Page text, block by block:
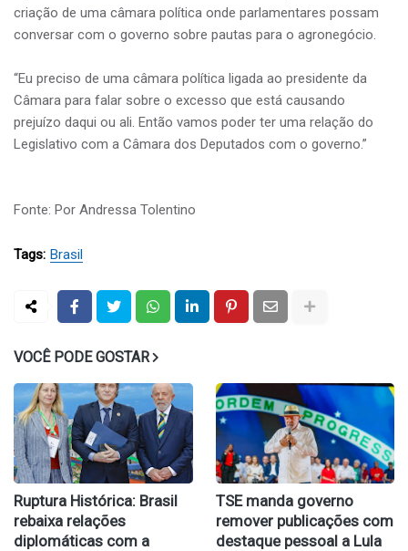
criação de uma câmara política onde parlamentares possam
conversar com o governo sobre pautas para o agronegócio.
“Eu preciso de uma câmara política ligada ao presidente da
Câmara para falar sobre o excesso que está causando
prejuízo daqui ou ali. Então vamos poder ter uma relação do
Legislativo com a Câmara dos Deputados com o governo.”
Fonte: Por Andressa Tolentino
Tags: Brasil
VOCÊ PODE GOSTAR
Ruptura Histórica: Brasil
rebaixa relações
diplomáticas com a
TSE manda governo
remover publicações com
destaque pessoal a Lula